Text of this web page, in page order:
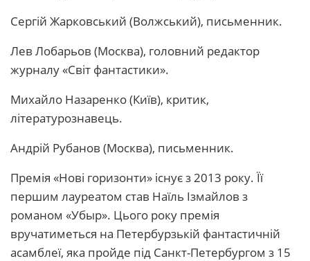
Сергій Жарковський (Волжський), письменник.
Лев Лобарьов (Москва), головний редактор
журналу «Світ фантастики».
Михайло Назаренко (Київ), критик,
літературознавець.
Андрій Рубанов (Москва), письменник.
Премія «Нові горизонти» існує з 2013 року. Її
першим лауреатом став Наїль Ізмайлов з
романом «Убыр». Цього року премія
вручатиметься на Петербурзькій фантастичній
асамблеї, яка пройде під Санкт-Петербургом з 15